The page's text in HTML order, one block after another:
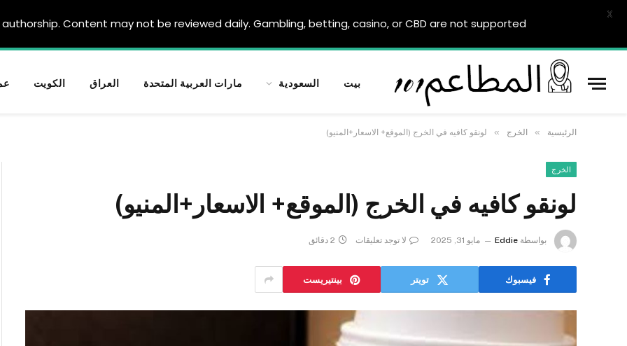
بيت السعودية مارات العربية المتحدة العراق الكويت
الرئيسية » الخرج » لونقو كافيه في الخرج (الموقع+ الاسعار+المنيو)
الخرج
لونقو كافيه في الخرج (الموقع+ الاسعار+المنيو)
بواسطة Eddie مايو 31, 2025 لا توجد تعليقات 2 دقائق
فيسبوك تويتر بينتيريست
Content may not be reviewed daily. Gambling, betting, casino, or CBD are not supported.
X